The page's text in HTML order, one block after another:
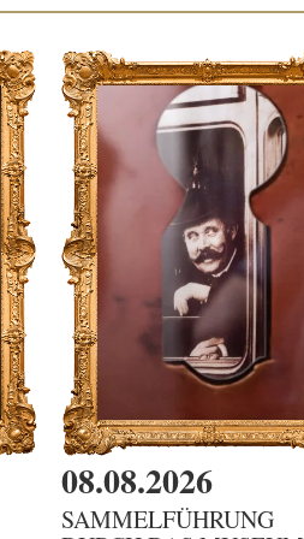
08.08.2026
SAMMELFÜHRUNG